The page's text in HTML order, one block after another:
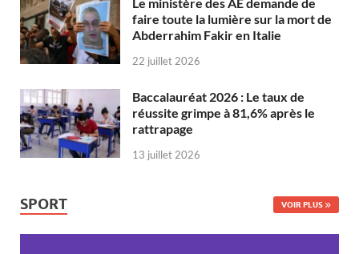
faire toute la lumière sur la mort de
Abderrahim Fakir en Italie
22 juillet 2026
Baccalauréat 2026 : Le taux de
réussite grimpe à 81,6% après le
rattrapage
13 juillet 2026
SPORT VOIR PLUS